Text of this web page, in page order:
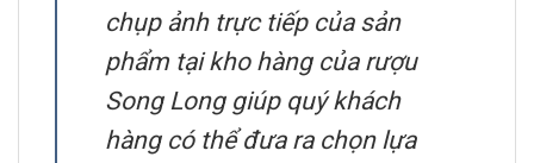
chụp ảnh trực tiếp của sản
phẩm tại kho hàng của rượu
Song Long giúp quý khách
hàng có thể đưa ra chọn lựa